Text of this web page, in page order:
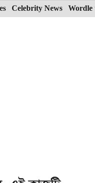
Celebrity News Wordle